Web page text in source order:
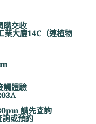
購交收
業大廈14C（連植物
觸體驗
請先查詢
或預約